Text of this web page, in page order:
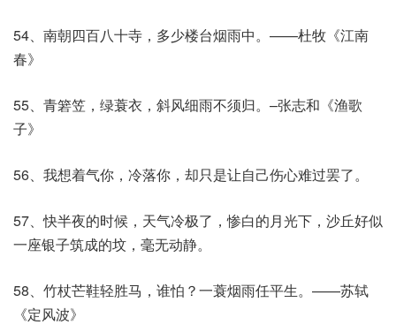
54、南朝四百八十寺，多少楼台烟雨中。——杜牧《江南
春》
55、青箬笠，绿蓑衣，斜风细雨不须归。–张志和《渔歌
子》
56、我想着气你，冷落你，却只是让自己伤心难过罢了。
57、快半夜的时候，天气冷极了，惨白的月光下，沙丘好似
一座银子筑成的坟，毫无动静。
58、竹杖芒鞋轻胜马，谁怕？一蓑烟雨任平生。——苏轼
《定风波》